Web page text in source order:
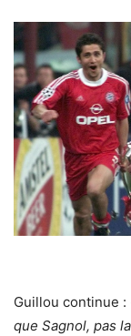
Guillou continue :
que Sagnol, pas